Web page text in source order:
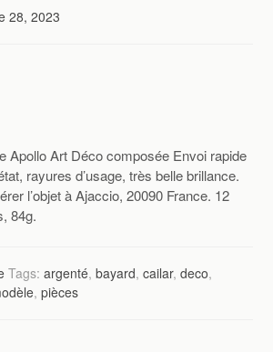
28, 2023
Apollo Art Déco composée Envoi rapide
rayures d’usage, très belle brillance.
l’objet à Ajaccio, 20090 France. 12
84g.
Tags:argenté,bayard,cailar,deco,
,pièces